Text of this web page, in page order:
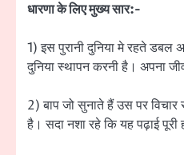
धारणा के लिए मुख्य सार:-
1) इस पुरानी दुनिया मे रहते
दुनिया स्थापन करनी है। अपना
2) बाप जो सुनाते हैं उस पर
है। सदा नशा रहे कि यह पढ़ाई पूरी